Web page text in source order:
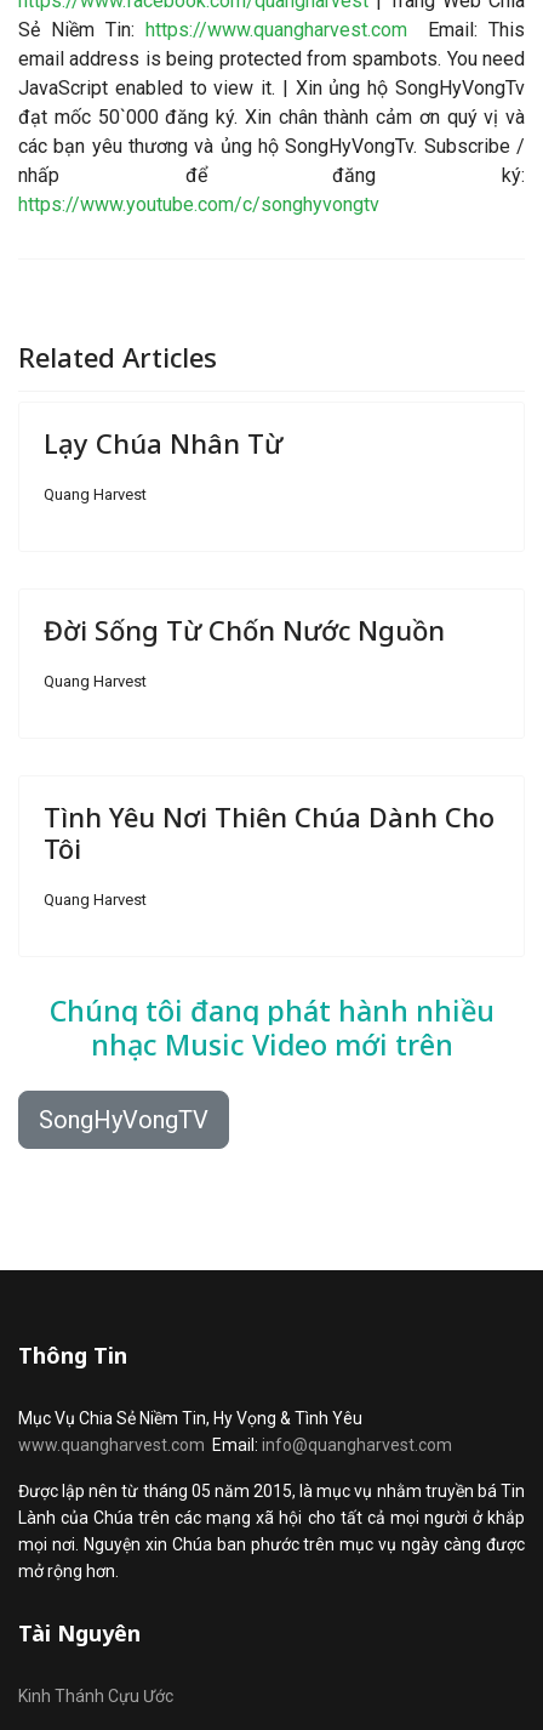
Sẻ Niềm Tin: https://www.quangharvest.comEmail: This
email address is being protected from spambots. You need
JavaScript enabled to view it. | Xin ủng hộ SongHyVongTv
đạt mốc 50`000 đăng ký. Xin chân thành cảm ơn quý vị và
các bạn yêu thương và ủng hộ SongHyVongTv. Subscribe /
nhấp để đăng ký:
https://www.youtube.com/c/songhyvongtv
Related Articles
Lạy Chúa Nhân Từ
Quang Harvest
Đời Sống Từ Chốn Nước Nguồn
Quang Harvest
Tình Yêu Nơi Thiên Chúa Dành Cho
Tôi
Quang Harvest
Chúng tôi đang phát hành nhiều
nhạc Music Video mới trên
SongHyVongTV
Thông Tin
Mục Vụ Chia Sẻ Niềm Tin, Hy Vọng & Tình Yêu
www.quangharvest.com Email: info@quangharvest.com
Được lập nên từ tháng 05 năm 2015, là mục vụ nhằm truyền bá Tin
Lành của Chúa trên các mạng xã hội cho tất cả mọi người ở khắp
mọi nơi. Nguyện xin Chúa ban phước trên mục vụ ngày càng được
mở rộng hơn.
Tài Nguyên
Kinh Thánh Cựu Ước